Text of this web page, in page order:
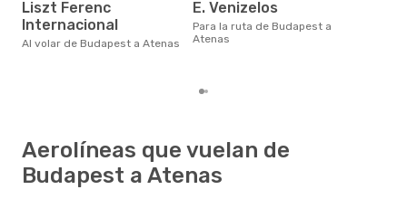
Liszt Ferenc
Internacional
Al volar de Budapest a Atenas
E. Venizelos
Para la ruta de Budapest a
Atenas
Aerolíneas que vuelan de
Budapest a Atenas